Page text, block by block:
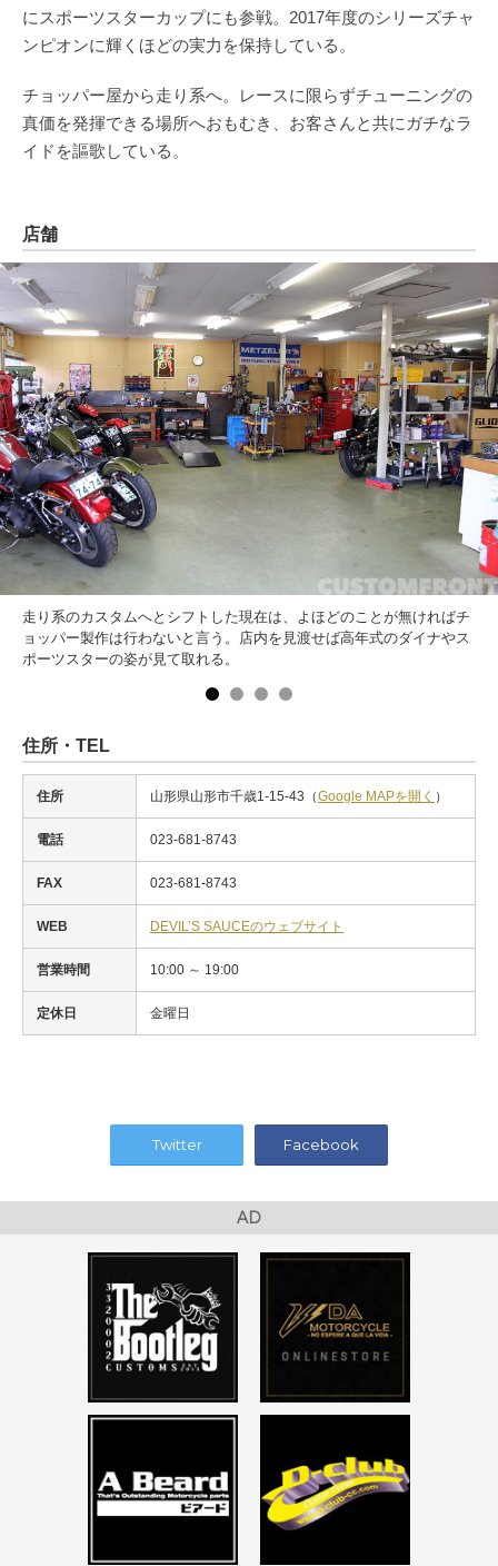
にスポーツスターカップにも参戦。2017年度のシリーズチャ
ンピオンに輝くほどの実力を保持している。
チョッパー屋から走り系へ。レースに限らずチューニングの
真価を発揮できる場所へおもむき、お客さんと共にガチなラ
イドを謳歌している。
店舗
走り系のカスタムへとシフトした現在は、よほどのことが無ければチ
ョッパー製作は行わないと言う。店内を見渡せば高年式のダイナやス
ポーツスターの姿が見て取れる。
住所・TEL
住所 山形県山形市千歳1-15-43（Google MAPを開く ）
電話 023-681-8743
FAX 023-681-8743
WEB DEVIL’S SAUCEのウェブサイト
営業時間 10:00 ～ 19:00
定休日 金曜日
Twitter Facebook
AD